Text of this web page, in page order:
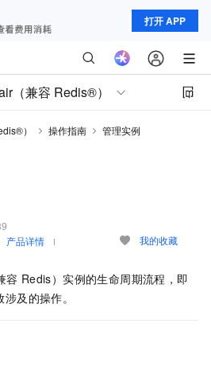
打开 APP
（兼容 Redis®）
） 操作指南
管理实例
产品详情 我的收藏
Redis） 实例的生命周期流程，即
及的操作。